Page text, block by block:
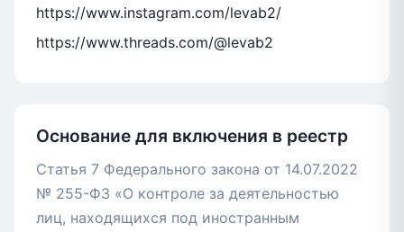
https://www.instagram.com/levab2/
https://www.threads.com/@levab2
Основание для включения в реестр
Статья 7 Федерального закона от 14.07.2022
№ 255-ФЗ «О контроле за деятельностью
лиц, находящихся под иностранным